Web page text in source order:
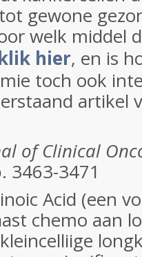
gewone
welk middel
hier, en is
toch ook
artikel
of Clinical
3463-3471
Acid (een
chemo aan